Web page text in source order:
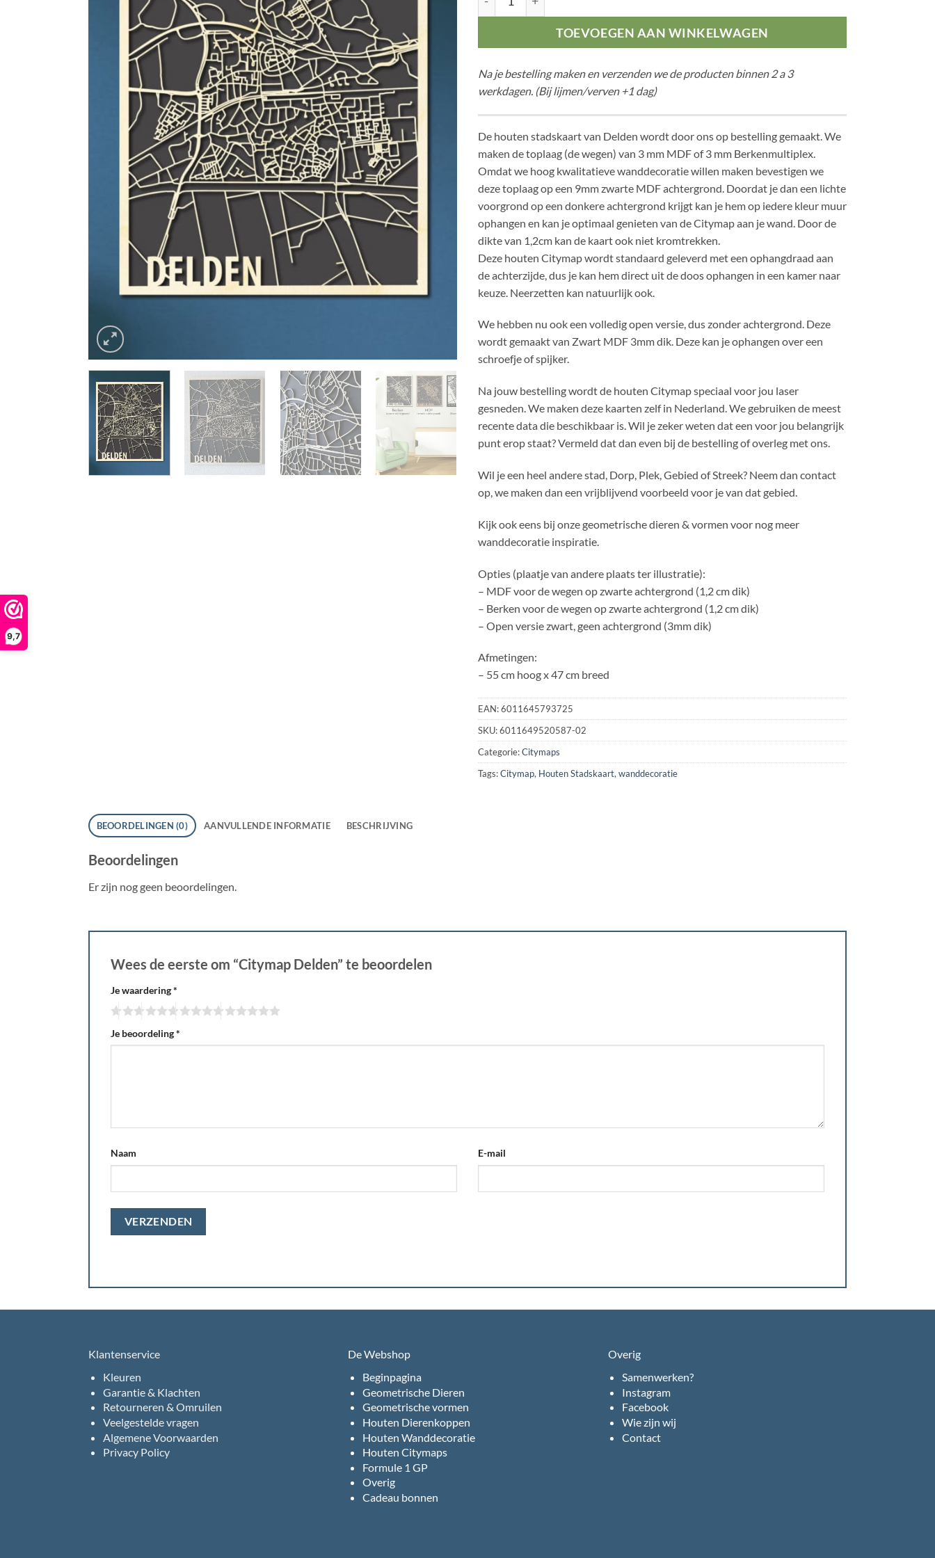
9,7
TOEVOEGEN AAN WINKELWAGEN
Na je bestelling maken en verzenden we de producten binnen 2 a 3
werkdagen. (Bij lijmen/verven +1 dag)
De houten stadskaart van Delden wordt door ons op bestelling gemaakt. We
maken de toplaag (de wegen) van 3 mm MDF of 3 mm Berkenmultiplex.
Omdat we hoog kwalitatieve wanddecoratie willen maken bevestigen we
deze toplaag op een 9mm zwarte MDF achtergrond. Doordat je dan een lichte
voorgrond op een donkere achtergrond krijgt kan je hem op iedere kleur muur
ophangen en kan je optimaal genieten van de Citymap aan je wand. Door de
dikte van 1,2cm kan de kaart ook niet kromtrekken.
Deze houten Citymap wordt standaard geleverd met een ophangdraad aan
de achterzijde, dus je kan hem direct uit de doos ophangen in een kamer naar
keuze. Neerzetten kan natuurlijk ook.
We hebben nu ook een volledig open versie, dus zonder achtergrond. Deze
wordt gemaakt van Zwart MDF 3mm dik. Deze kan je ophangen over een
schroefje of spijker.
Na jouw bestelling wordt de houten Citymap speciaal voor jou laser
gesneden. We maken deze kaarten zelf in Nederland. We gebruiken de meest
recente data die beschikbaar is. Wil je zeker weten dat een voor jou belangrijk
punt erop staat? Vermeld dat dan even bij de bestelling of overleg met ons.
Wil je een heel andere stad, Dorp, Plek, Gebied of Streek? Neem dan contact
op, we maken dan een vrijblijvend voorbeeld voor je van dat gebied.
Kijk ook eens bij onze geometrische dieren & vormen voor nog meer
wanddecoratie inspiratie.
Opties (plaatje van andere plaats ter illustratie):
– MDF voor de wegen op zwarte achtergrond (1,2 cm dik)
– Berken voor de wegen op zwarte achtergrond (1,2 cm dik)
– Open versie zwart, geen achtergrond (3mm dik)
Afmetingen:
– 55 cm hoog x 47 cm breed
EAN:6011645793725
SKU:6011649520587-02
Categorie:Citymaps
Tags:Citymap, Houten Stadskaart,wanddecoratie
BEOORDELINGEN (0) AANVULLENDE INFORMATIE BESCHRIJVING
Beoordelingen
Er zijn nog geen beoordelingen.
Wees de eerste om “Citymap Delden” te beoordelen
Je waardering*
Je beoordeling*
Naam E-mail
Klantenservice
Kleuren
Garantie & Klachten
Retourneren & Omruilen
Veelgestelde vragen
Algemene Voorwaarden
Privacy Policy
De Webshop
Beginpagina
Geometrische Dieren
Geometrische vormen
Houten Dierenkoppen
Houten Wanddecoratie
Houten Citymaps
Formule 1 GP
Overig
Cadeau bonnen
Overig
Samenwerken?
Instagram
Facebook
Wie zijn wij
Contact